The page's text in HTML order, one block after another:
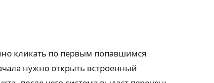
кликать по первым попавшимся
нужно открыть встроенный